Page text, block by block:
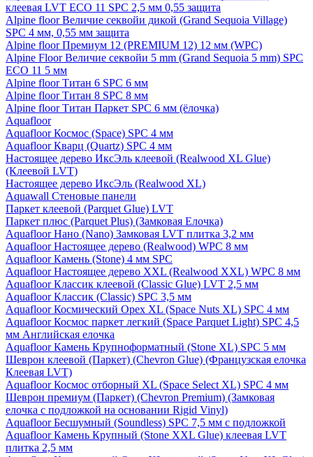
клеевая LVT ECO 11 SPC 2,5 мм 0,55 защита
Alpine floor Величие секвойи дикой (Grand Sequoia Village)
SPC 4 мм, 0,55 мм защита
Alpine floor Премиум 12 (PREMIUM 12) 12 мм (WPC)
Alpine Floor Величие секвойи 5 mm (Grand Sequoia 5 mm) SPC
ECO 11 5 мм
Alpine floor Титан 6 SPC 6 мм
Alpine floor Титан 8 SPC 8 мм
Alpine floor Титан Паркет SPC 6 мм (ёлочка)
Aquafloor
Aquafloor Космос (Space) SPC 4 мм
Aquafloor Кварц (Quartz) SPC 4 мм
Настоящее дерево ИксЭль клеевой (Realwood XL Glue)
(Клеевой LVT)
Настоящее дерево ИксЭль (Realwood XL)
Aquawall Стеновые панели
Паркет клеевой (Parquet Glue) LVT
Паркет плюс (Parquet Plus) (Замковая Елочка)
Aquafloor Нано (Nano) Замковая LVT плитка 3,2 мм
Aquafloor Настоящее дерево (Realwood) WPC 8 мм
Aquafloor Камень (Stone) 4 мм SPC
Aquafloor Настоящее дерево XXL (Realwood XXL) WPC 8 мм
Aquafloor Классик клеевой (Classic Glue) LVT 2,5 мм
Aquafloor Классик (Classic) SPC 3,5 мм
Aquafloor Космический Орех XL (Space Nuts XL) SPC 4 мм
Aquafloor Космос паркет легкий (Space Parquet Light) SPC 4,5
мм Английская елочка
Aquafloor Камень Крупноформатный (Stone XL) SPC 5 мм
Шеврон клеевой (Паркет) (Chevron Glue) (Французская елочка
Клеевая LVT)
Aquafloor Космос отборный XL (Space Select XL) SPC 4 мм
Шеврон премиум (Паркет) (Chevron Premium) (Замковая
елочка с подложкой на основании Rigid Vinyl)
Aquafloor Бесшумный (Soundless) SPC 7,5 мм с подложкой
Aquafloor Камень Крупный (Stone XXL Glue) клеевая LVT
плитка 2,5 мм